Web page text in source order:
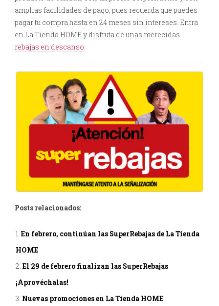
amplias facilidades de pago, pues recuerda que puedes
pagar tu compra hasta en 24 meses sin intereses. Entra
en La Tienda HOME y disfruta de unas merecidas
rebajas en descanso.
Posts relacionados:
En febrero, continúan las SuperRebajas de La Tienda
HOME
El 29 de febrero finalizan las SuperRebajas
¡Aprovéchalas!
Nuevas promociones en La Tienda HOME